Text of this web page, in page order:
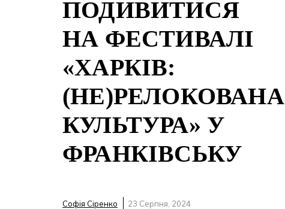
ПОДИВИТИСЯ
НА ФЕСТИВАЛІ
«ХАРКІВ:
(НЕ)РЕЛОКОВАНА
КУЛЬТУРА» У
ФРАНКІВСЬКУ
Софія Сіренко 23 Серпня, 2024